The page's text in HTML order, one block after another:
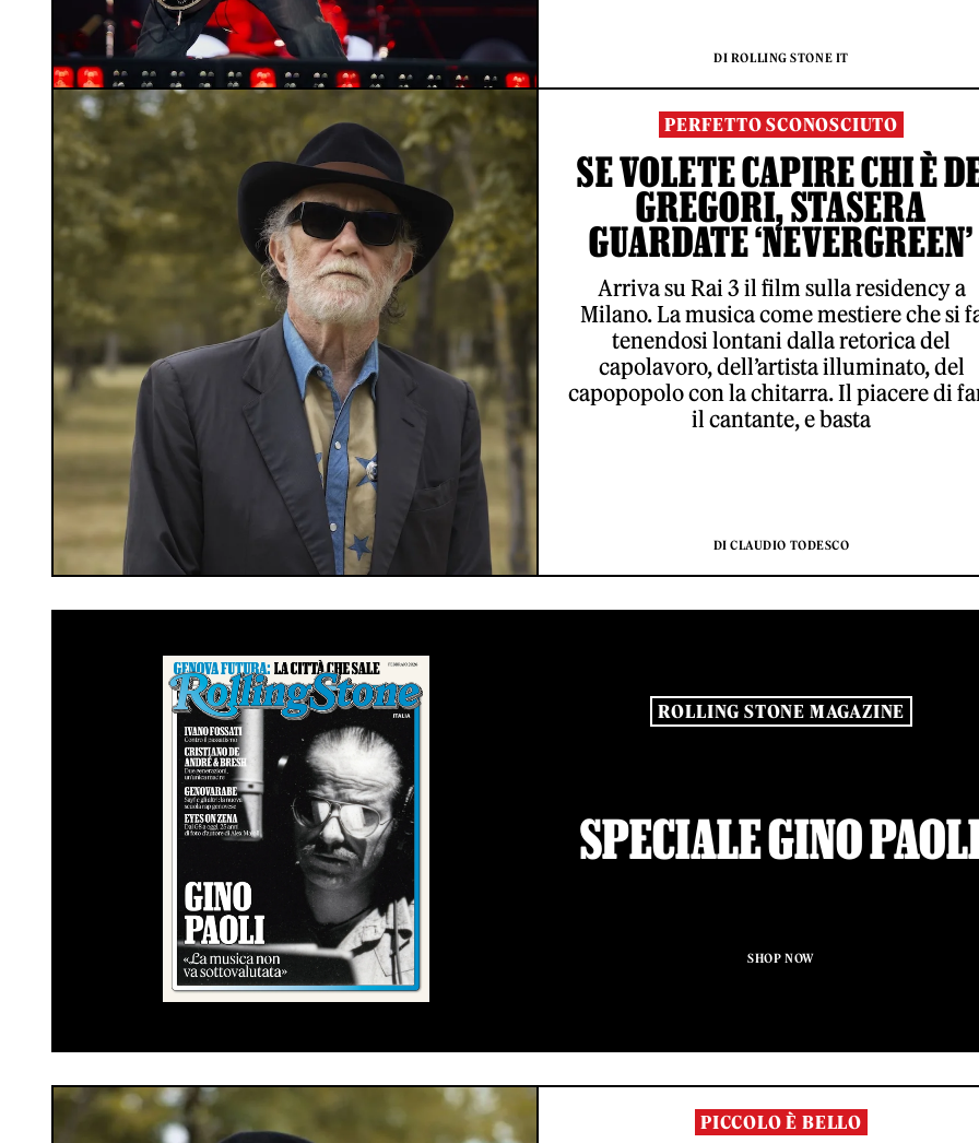
DI ROLLING STONE IT
PERFETTO SCONOSCIUTO
SE VOLETE CAPIRE CHI È
GREGORI, STASERA
GUARDATE ‘NEVERGREEN’
Arriva su Rai 3 il film sulla residency a
Milano. La musica come mestiere che si
tenendosi lontani dalla retorica del
capolavoro, dell’artista illuminato, del
capopopolo con la chitarra. Il piacere di
il cantante, e basta
DI CLAUDIO TODESCO
ROLLING STONE MAGAZINE
SPECIALE GINO
SHOP NOW
PICCOLO È BELLO